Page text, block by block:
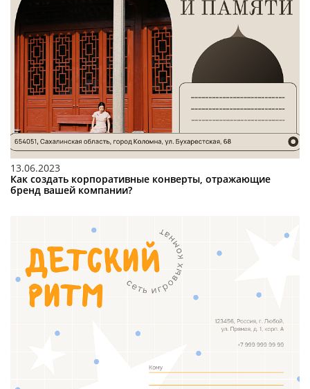
13.06.2023
Как создать корпоративные конверты, отражающие
бренд вашей компании?